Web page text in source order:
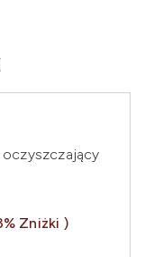
Zniżki )